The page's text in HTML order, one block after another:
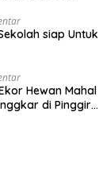
siap Untuk
Hewan Mahal
di Pinggir